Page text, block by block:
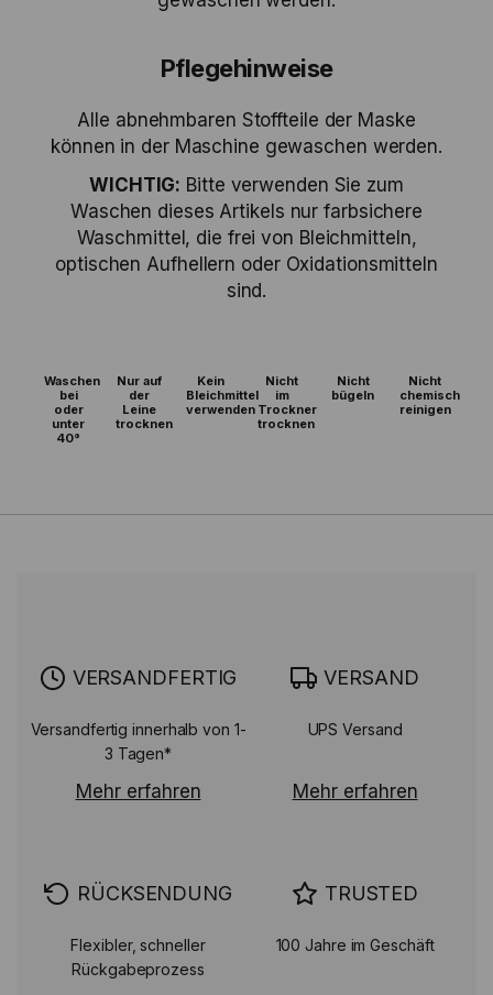
Pflegehinweise
Alle abnehmbaren Stoffteile der Maske
können in der Maschine gewaschen werden.
WICHTIG: Bitte verwenden Sie zum
Waschen dieses Artikels nur farbsichere
Waschmittel, die frei von Bleichmitteln,
optischen Aufhellern oder Oxidationsmitteln
sind.
Waschen
bei
oder
unter
40°
Nur auf
der
Leine
trocknen
Kein
Bleichmittel
verwenden
Nicht
im
Trockner
trocknen
Nicht
bügeln
Nicht
chemisch
reinigen
VERSANDFERTIG
Versandfertig innerhalb von 1-
3 Tagen*
Mehr erfahren
VERSAND
UPS Versand
Mehr erfahren
RÜCKSENDUNG
Flexibler, schneller
Rückgabeprozess
TRUSTED
100 Jahre im Geschäft